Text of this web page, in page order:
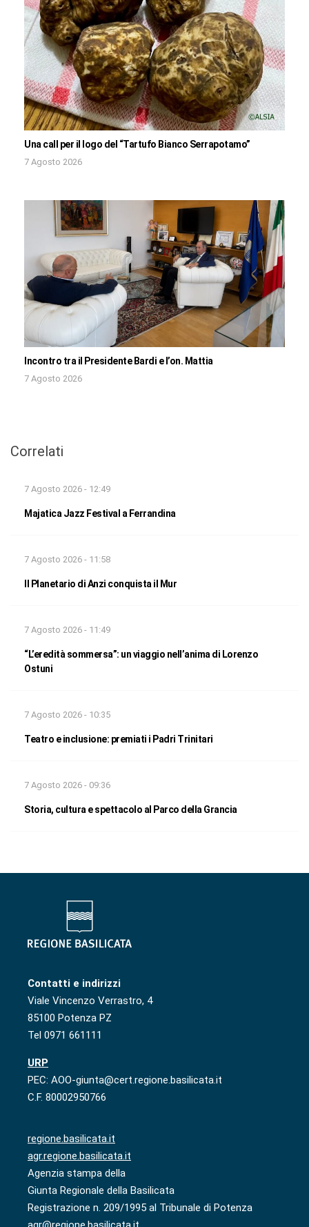
Una call per il logo del “Tartufo Bianco Serrapotamo”
7 Agosto 2026
Incontro tra il Presidente Bardi e l’on. Mattia
7 Agosto 2026
Correlati
7 Agosto 2026 - 12:49
Majatica Jazz Festival a Ferrandina
7 Agosto 2026 - 11:58
Il Planetario di Anzi conquista il Mur
7 Agosto 2026 - 11:49
“L’eredità sommersa”: un viaggio nell’anima di Lorenzo
Ostuni
7 Agosto 2026 - 10:35
Teatro e inclusione: premiati i Padri Trinitari
7 Agosto 2026 - 09:36
Storia, cultura e spettacolo al Parco della Grancia
Contatti e indirizzi
Viale Vincenzo Verrastro, 4
85100 Potenza PZ
Tel 0971 661111
URP
PEC: AOO-giunta@cert.regione.basilicata.it
C.F. 80002950766
regione.basilicata.it
agr.regione.basilicata.it
Agenzia stampa della
Giunta Regionale della Basilicata
Registrazione n. 209/1995 al Tribunale di Potenza